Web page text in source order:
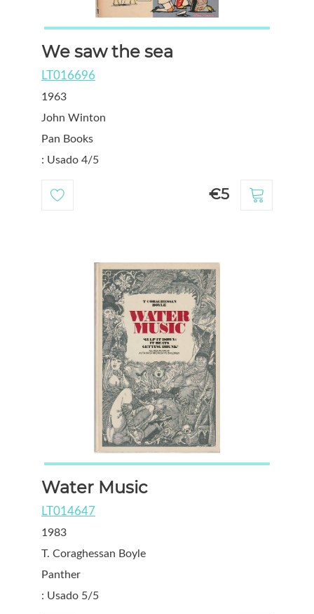
We saw the sea
LT016696
1963
John Winton
Pan Books
: Usado 4/5
€5
Water Music
LT014647
1983
T. Coraghessan Boyle
Panther
: Usado 5/5